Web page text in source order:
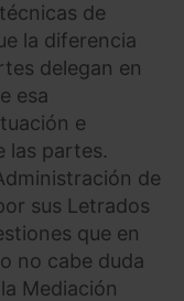
de
la diferencia
delegan en
esa
e
las partes.
de
sus Letrados
que en
no cabe duda
Mediación